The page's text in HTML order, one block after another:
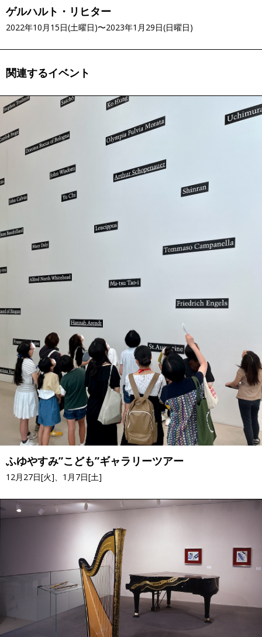
ゲルハルト・リヒター
2022年10月15日(土曜日)〜2023年1月29日(日曜日)
関連するイベント
ふゆやすみ”こども”ギャラリーツアー
12月27日[火]、1月7日[土]